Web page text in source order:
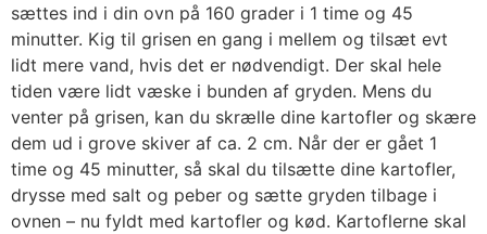
sættes ind i din ovn på 160 grader i 1 time og 45
minutter. Kig til grisen en gang i mellem og tilsæt evt
lidt mere vand, hvis det er nødvendigt. Der skal hele
tiden være lidt væske i bunden af gryden. Mens du
venter på grisen, kan du skrælle dine kartofler og skære
dem ud i grove skiver af ca. 2 cm. Når der er gået 1
time og 45 minutter, så skal du tilsætte dine kartofler,
drysse med salt og peber og sætte gryden tilbage i
ovnen – nu fyldt med kartofler og kød. Kartoflerne skal